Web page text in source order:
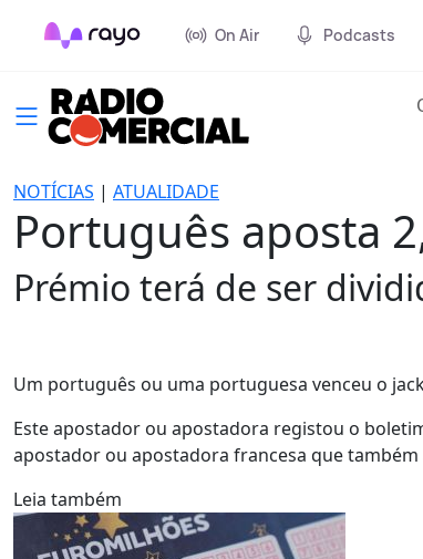
On Air Podcasts
NOTÍCIAS | ATUALIDADE
Português aposta
Prémio terá de ser
Um português ou uma portuguesa venceu o
Este apostador ou apostadora registou o
apostador ou apostadora francesa que também
Leia também